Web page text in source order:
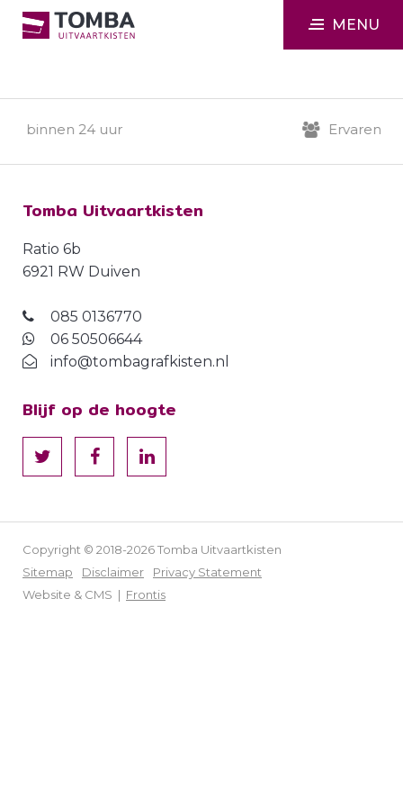
MENU
binnen 24 uur Ervaren
Tomba Uitvaartkisten
Ratio 6b
6921 RW Duiven
085 0136770
06 50506644
info@tombagrafkisten.nl
Blijf op de hoogte
Copyright © 2018-2026 Tomba Uitvaartkisten
Sitemap
Disclaimer
Privacy Statement
Website & CMS | Frontis